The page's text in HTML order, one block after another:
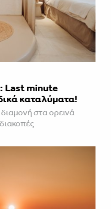
Last minute
καταλύματα!
στα ορεινά